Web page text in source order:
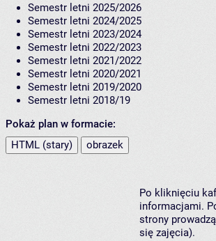
Semestr letni 2025/2026
Semestr letni 2024/2025
Semestr letni 2023/2024
Semestr letni 2022/2023
Semestr letni 2021/2022
Semestr letni 2020/2021
Semestr letni 2019/2020
Semestr letni 2018/19
Pokaż plan w formacie:
HTML (stary)
obrazek
Po kliknięciu
informacjami.
strony
się zajęcia).